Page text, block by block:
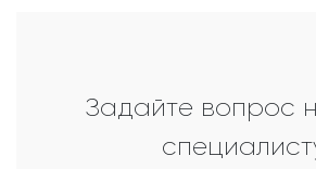
Задайте вопрос